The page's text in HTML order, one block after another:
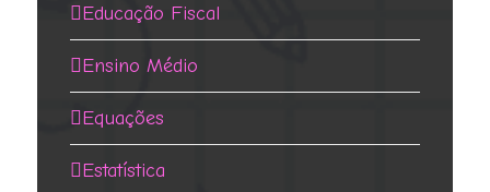
Educação Fiscal
Ensino Médio
Equações
Estatística